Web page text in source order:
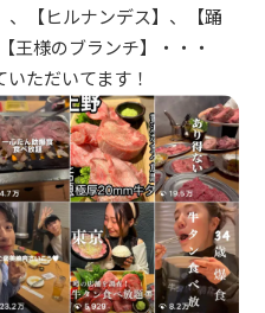
、【ヒルナンデス】、【踊
王様のブランチ】・・・
ただいてます！